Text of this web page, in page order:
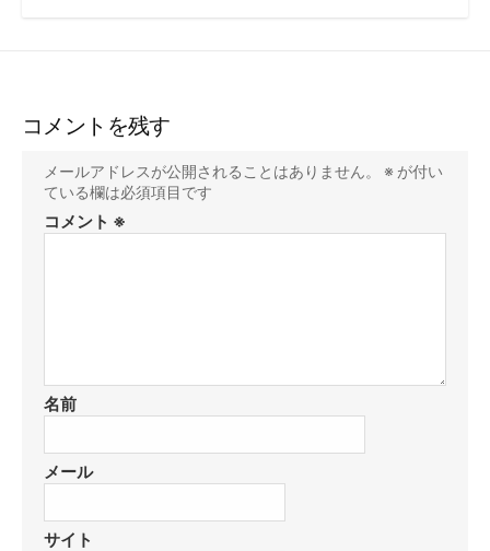
コメントを残す
メールアドレスが公開されることはありません。 ※ が付い
ている欄は必須項目です
コメント ※
名前
メール
サイト